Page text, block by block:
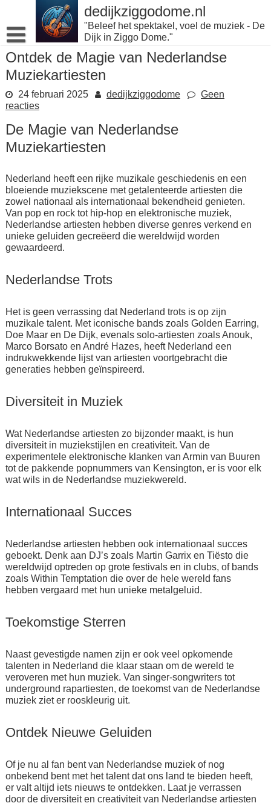
inhoud
gaan
dedijkziggodome.nl
"Beleef het spektakel, voel de muziek - De
Dijk in Ziggo Dome."
Ontdek de Magie van Nederlandse
Muziekartiesten
24 februari 2025 dedijkziggodome
Geen
reacties
De Magie van Nederlandse
Muziekartiesten
Nederland heeft een rijke muzikale geschiedenis en een
bloeiende muziekscene met getalenteerde artiesten die
zowel nationaal als internationaal bekendheid genieten.
Van pop en rock tot hip-hop en elektronische muziek,
Nederlandse artiesten hebben diverse genres verkend en
unieke geluiden gecreëerd die wereldwijd worden
gewaardeerd.
Nederlandse Trots
Het is geen verrassing dat Nederland trots is op zijn
muzikale talent. Met iconische bands zoals Golden Earring,
Doe Maar en De Dijk, evenals solo-artiesten zoals Anouk,
Marco Borsato en André Hazes, heeft Nederland een
indrukwekkende lijst van artiesten voortgebracht die
generaties hebben geïnspireerd.
Diversiteit in Muziek
Wat Nederlandse artiesten zo bijzonder maakt, is hun
diversiteit in muziekstijlen en creativiteit. Van de
experimentele elektronische klanken van Armin van Buuren
tot de pakkende popnummers van Kensington, er is voor elk
wat wils in de Nederlandse muziekwereld.
Internationaal Succes
Nederlandse artiesten hebben ook internationaal succes
geboekt. Denk aan DJ’s zoals Martin Garrix en Tiësto die
wereldwijd optreden op grote festivals en in clubs, of bands
zoals Within Temptation die over de hele wereld fans
hebben vergaard met hun unieke metalgeluid.
Toekomstige Sterren
Naast gevestigde namen zijn er ook veel opkomende
talenten in Nederland die klaar staan om de wereld te
veroveren met hun muziek. Van singer-songwriters tot
underground rapartiesten, de toekomst van de Nederlandse
muziek ziet er rooskleurig uit.
Ontdek Nieuwe Geluiden
Of je nu al fan bent van Nederlandse muziek of nog
onbekend bent met het talent dat ons land te bieden heeft,
er valt altijd iets nieuws te ontdekken. Laat je verrassen
door de diversiteit en creativiteit van Nederlandse artiesten